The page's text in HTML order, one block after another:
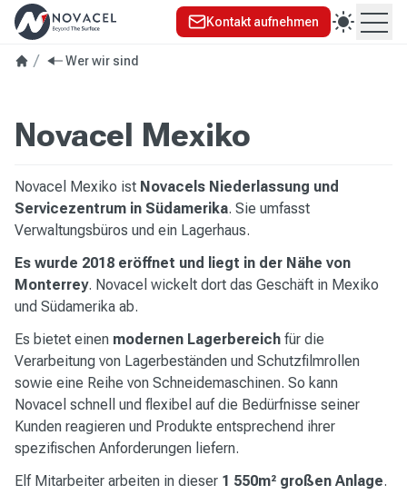
Kontakt aufnehmen
Wer wir sind
Novacel Mexiko
Novacel Mexiko ist Novacels Niederlassung und
Servicezentrum in Südamerika. Sie umfasst
Verwaltungsbüros und ein Lagerhaus.
Es wurde 2018 eröffnet und liegt in der Nähe von
Monterrey. Novacel wickelt dort das Geschäft in Mexiko
und Südamerika ab.
Es bietet einen modernen Lagerbereich für die
Verarbeitung von Lagerbeständen und Schutzfilmrollen
sowie eine Reihe von Schneidemaschinen. So kann
Novacel schnell und flexibel auf die Bedürfnisse seiner
Kunden reagieren und Produkte entsprechend ihrer
spezifischen Anforderungen liefern.
Elf Mitarbeiter arbeiten in dieser 1 550m² großen Anlage.